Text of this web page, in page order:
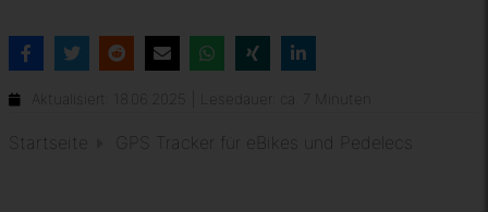
Aktualisiert: 18.06.2025 | Lesedauer: ca. 7 Minuten
Startseite GPS Tracker für eBikes und Pedelecs